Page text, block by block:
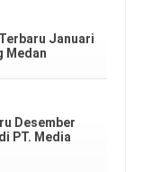
Januari
Medan
Desember
PT. Media